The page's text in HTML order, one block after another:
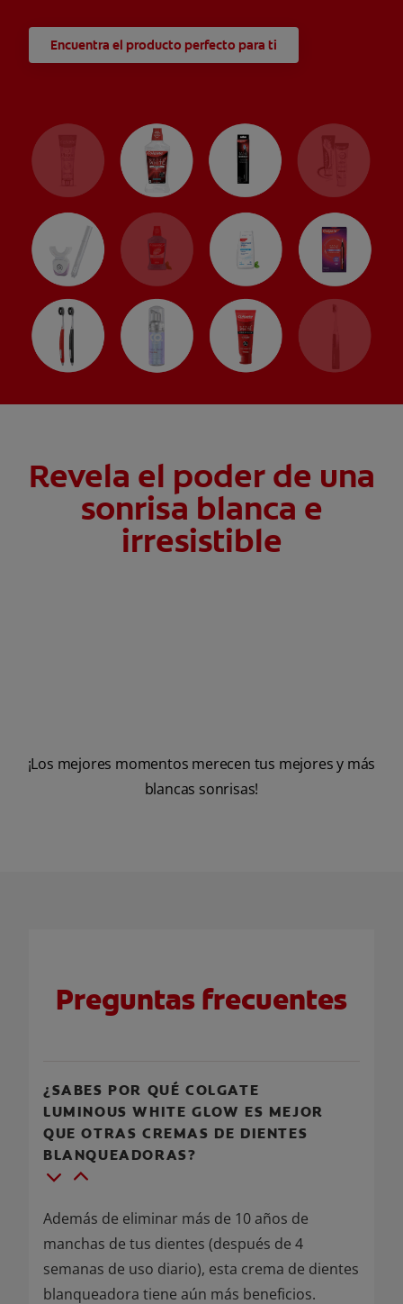
Encuentra el producto perfecto para ti
Revela el poder de una
sonrisa blanca e
irresistible
¡Los mejores momentos merecen tus mejores y más
blancas sonrisas!
Preguntas frecuentes
¿SABES POR QUÉ COLGATE
LUMINOUS WHITE GLOW ES MEJOR
QUE OTRAS CREMAS DE DIENTES
BLANQUEADORAS?
Además de eliminar más de 10 años de
manchas de tus dientes (después de 4
semanas de uso diario), esta crema de dientes
blanqueadora tiene aún más beneficios.